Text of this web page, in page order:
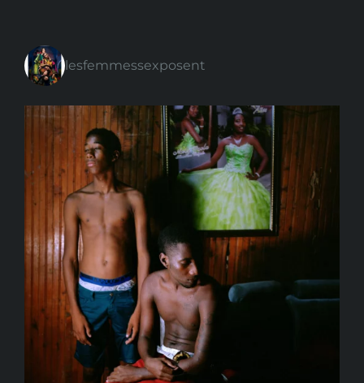
lesfemmessexposent